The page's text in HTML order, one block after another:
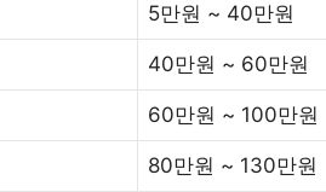
5만원 ~ 40만원
40만원 ~ 60만원
60만원 ~ 100만원
80만원 ~ 130만원